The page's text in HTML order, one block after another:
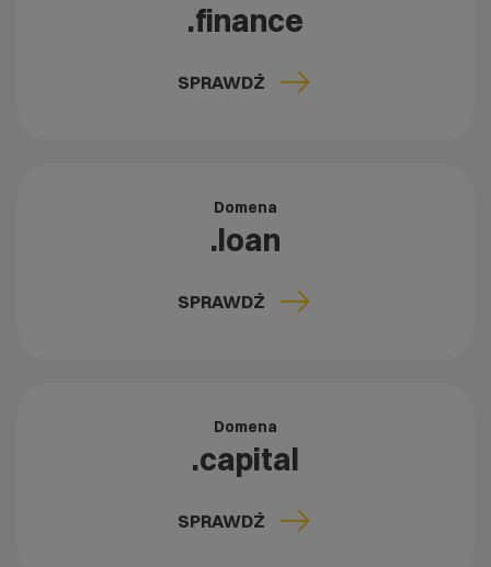
.finance
SPRAWDŹ
Domena
.loan
SPRAWDŹ
Domena
.capital
SPRAWDŹ